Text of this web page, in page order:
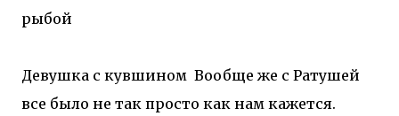
рыбой
Девушка с кувшином Вообще же с Ратушей
все было не так просто как нам кажется.